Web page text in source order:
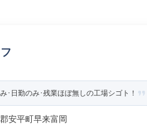
･日勤のみ･残業ほぼ無しの工場シゴト！
安平町早来富岡